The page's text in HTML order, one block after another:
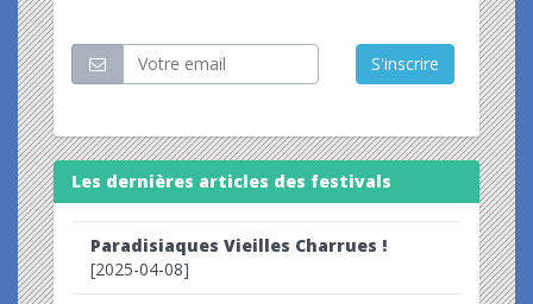
S'inscrire
Les dernières articles des festivals
Paradisiaques Vieilles Charrues !
[2025-04-08]